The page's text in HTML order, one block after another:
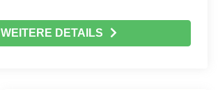
WEITERE DETAILS